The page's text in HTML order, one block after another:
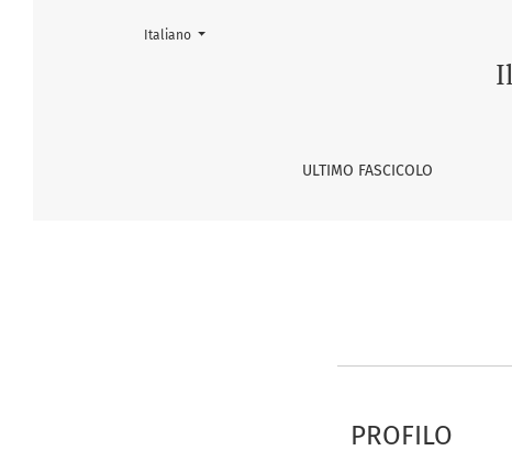
Registrazione
ULTIMO FASCICOLO
Cambia la lingua. La lingua corrente è:
Italiano
PROFILO